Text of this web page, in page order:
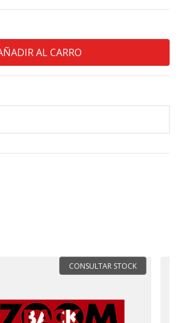
CONSULTAR STOCK